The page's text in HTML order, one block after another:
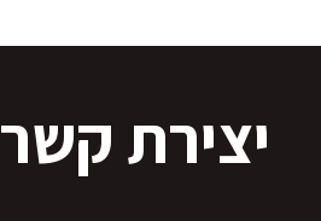
יצירת קשר